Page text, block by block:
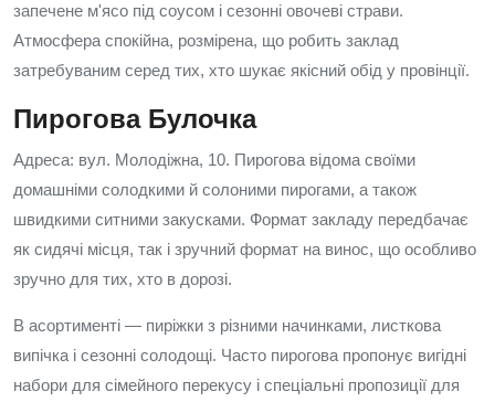
запечене м'ясо під соусом і сезонні овочеві страви.
Атмосфера спокійна, розмірена, що робить заклад
затребуваним серед тих, хто шукає якісний обід у провінції.
Пирогова Булочка
Адреса: вул. Молодіжна, 10. Пирогова відома своїми
домашніми солодкими й солоними пирогами, а також
швидкими ситними закусками. Формат закладу передбачає
як сидячі місця, так і зручний формат на винос, що особливо
зручно для тих, хто в дорозі.
В асортименті — пиріжки з різними начинками, листкова
випічка і сезонні солодощі. Часто пирогова пропонує вигідні
набори для сімейного перекусу і спеціальні пропозиції для